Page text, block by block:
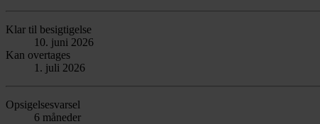
Klar til besigtigelse
10. juni 2026
Kan overtages
1. juli 2026
Opsigelsesvarsel
6 måneder